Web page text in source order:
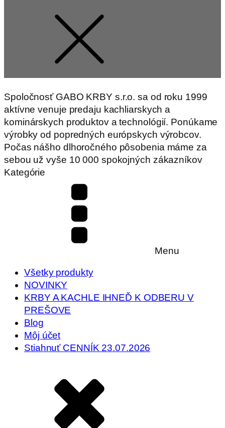
Spoločnosť GABO KRBY s.r.o. sa od roku 1999
aktívne venuje predaju kachliarskych a
kominárskych produktov a technológií. Ponúkame
výrobky od popredných európskych výrobcov.
Počas nášho dlhoročného pôsobenia máme za
sebou už vyše 10 000 spokojných zákazníkov
Kategórie
Menu
Všetky produkty
NOVINKY
KRBY A KACHLE IHNEĎ K ODBERU V
PREŠOVE
Blog
Môj účet
Stiahnuť CENNÍK 23.07.2026